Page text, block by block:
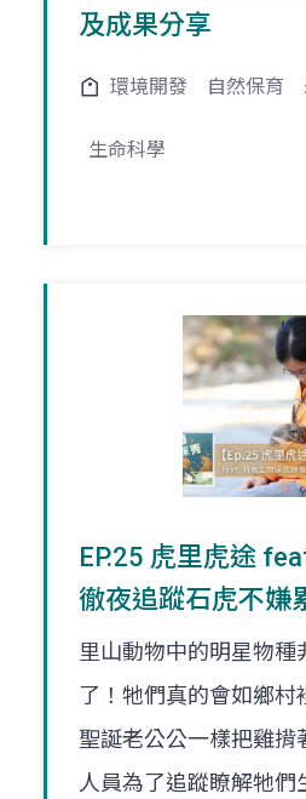
及成果分享
環境開發 自然保育
生命科學
EP.25 虎里虎途
徹夜追蹤石虎不嫌
里山動物中的明星物種
了！牠們真的會如鄉村
聖誕老公公一樣把雞揹
人員為了追蹤瞭解牠們